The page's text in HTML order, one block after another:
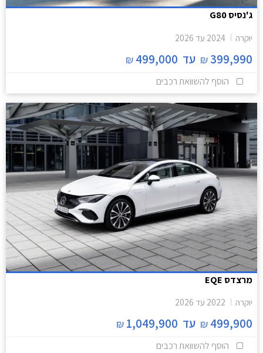
ג'נסיס G80
יוקרה 2024 עד 2026
399,990
₪ עד 499,000
₪
הוסף להשוואת רכבים
מרצדס EQE
יוקרה 2022 עד 2026
499,900
₪ עד 1,049,900
₪
הוסף להשוואת רכבים